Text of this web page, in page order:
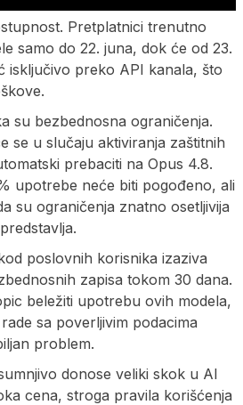
Pretplatnici trenutno
samo do 22. juna, dok će od 23.
isključivo preko API kanala, što
su bezbednosna ograničenja.
se u slučaju aktiviranja zaštitnih
prebaciti na Opus 4.8.
upotrebe neće biti pogođeno, ali
su ograničenja znatno osetljivija
poslovnih korisnika izaziva
zapisa tokom 30 dana.
beležiti upotrebu ovih modela,
sa poverljivim podacima
problem.
donose veliki skok u AI
cena, stroga pravila korišćenja